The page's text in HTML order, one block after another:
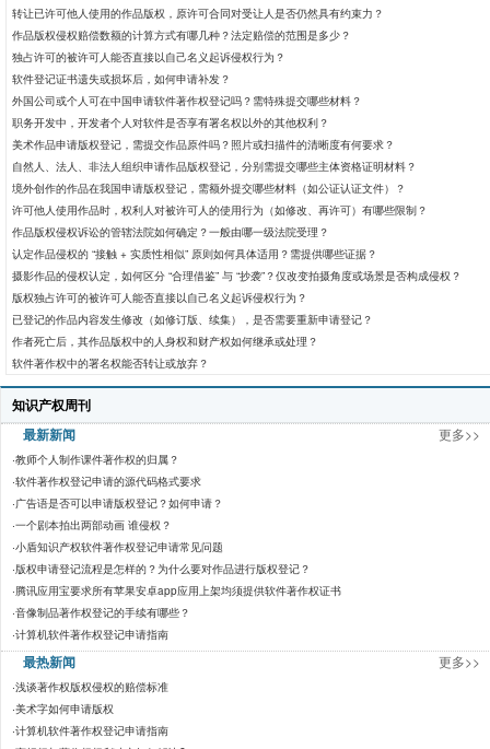
转让已许可他人使用的作品版权，原许可合同对受让人是否仍然具有约束力？
作品版权侵权赔偿数额的计算方式有哪几种？法定赔偿的范围是多少？​
独占许可的被许可人能否直接以自己名义起诉侵权行为？
软件登记证书遗失或损坏后，如何申请补发？
外国公司或个人可在中国申请软件著作权登记吗？需特殊提交哪些材料？
职务开发中，开发者个人对软件是否享有署名权以外的其他权利？
美术作品申请版权登记，需提交作品原件吗？照片或扫描件的清晰度有何要求？
自然人、法人、非法人组织申请作品版权登记，分别需提交哪些主体资格证明材料？
境外创作的作品在我国申请版权登记，需额外提交哪些材料（如公证认证文件）？
许可他人使用作品时，权利人对被许可人的使用行为（如修改、再许可）有哪些限制？
作品版权侵权诉讼的管辖法院如何确定？一般由哪一级法院受理？
认定作品侵权的 “接触 + 实质性相似” 原则如何具体适用？需提供哪些证据？
摄影作品的侵权认定，如何区分 “合理借鉴” 与 “抄袭”？仅改变拍摄角度或场景是否构成侵权？
版权独占许可的被许可人能否直接以自己名义起诉侵权行为？
已登记的作品内容发生修改（如修订版、续集），是否需要重新申请登记？
作者死亡后，其作品版权中的人身权和财产权如何继承或处理？
软件著作权中的署名权能否转让或放弃？
知识产权周刊
最新新闻
更多>>
·教师个人制作课件著作权的归属？
·软件著作权登记申请的源代码格式要求
·广告语是否可以申请版权登记？如何申请？
·一个剧本拍出两部动画 谁侵权？
·小盾知识产权软件著作权登记申请常见问题
·版权申请登记流程是怎样的？为什么要对作品进行版权登记？
·腾讯应用宝要求所有苹果安卓app应用上架均须提供软件著作权证书
·音像制品著作权登记的手续有哪些？
·计算机软件著作权登记申请指南
最热新闻 更多>>
·浅谈著作权版权侵权的赔偿标准
·美术字如何申请版权
·计算机软件著作权登记申请指南